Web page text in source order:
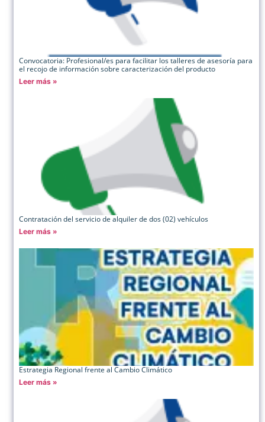
Convocatoria: Profesional/es para facilitar los talleres de asesoría para
el recojo de información sobre caracterización del producto
Leer más »
Contratación del servicio de alquiler de dos (02) vehículos
Leer más »
Estrategia Regional frente al Cambio Climático
Leer más »